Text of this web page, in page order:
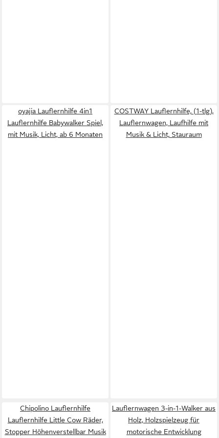
oyajia Lauflernhilfe 4in1
Lauflernhilfe Babywalker Spiel,
mit Musik, Licht, ab 6 Monaten
COSTWAY Lauflernhilfe, (1-tlg),
Lauflernwagen, Laufhilfe mit
Musik & Licht, Stauraum
Chipolino Lauflernhilfe
Lauflernhilfe Little Cow Räder,
Stopper Höhenverstellbar Musik
Lauflernwagen 3-in-1-Walker aus
Holz, Holzspielzeug für
motorische Entwicklung